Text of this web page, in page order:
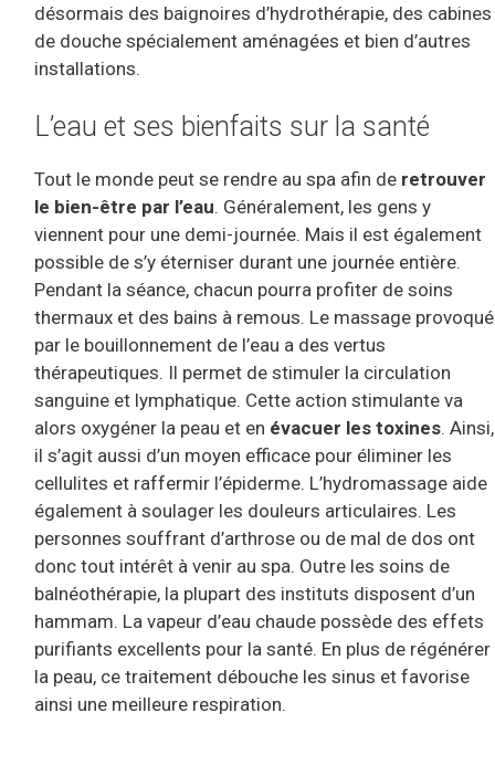
désormais des baignoires d’hydrothérapie, des cabines
de douche spécialement aménagées et bien d’autres
installations.
L’eau et ses bienfaits sur la santé
Tout le monde peut se rendre au spa afin de retrouver
le bien-être par l’eau. Généralement, les gens y
viennent pour une demi-journée. Mais il est également
possible de s’y éterniser durant une journée entière.
Pendant la séance, chacun pourra profiter de soins
thermaux et des bains à remous. Le massage provoqué
par le bouillonnement de l’eau a des vertus
thérapeutiques. Il permet de stimuler la circulation
sanguine et lymphatique. Cette action stimulante va
alors oxygéner la peau et en évacuer les toxines. Ainsi,
il s’agit aussi d’un moyen efficace pour éliminer les
cellulites et raffermir l’épiderme. L’hydromassage aide
également à soulager les douleurs articulaires. Les
personnes souffrant d’arthrose ou de mal de dos ont
donc tout intérêt à venir au spa. Outre les soins de
balnéothérapie, la plupart des instituts disposent d’un
hammam. La vapeur d’eau chaude possède des effets
purifiants excellents pour la santé. En plus de régénérer
la peau, ce traitement débouche les sinus et favorise
ainsi une meilleure respiration.